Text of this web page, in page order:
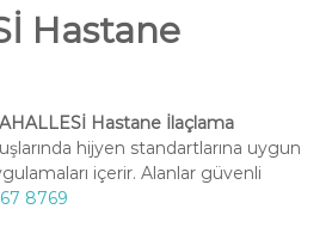
Hastane
Hastane İlaçlama
hijyen standartlarına uygun
içerir. Alanlar güvenli
8769